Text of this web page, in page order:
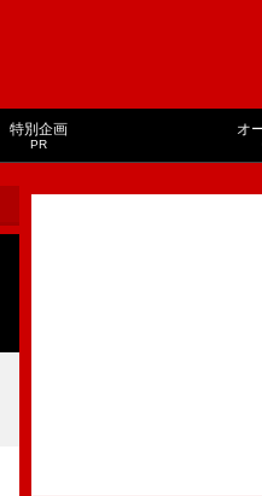
特別企画
PR
オ